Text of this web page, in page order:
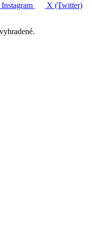
Instagram
X (Twitter)